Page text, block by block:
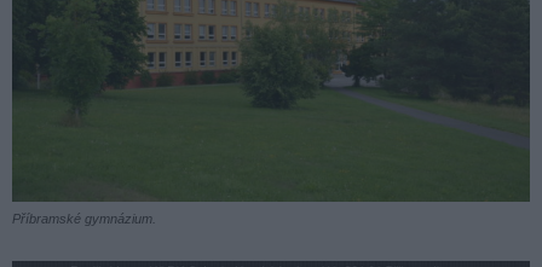
Příbramské gymnázium.